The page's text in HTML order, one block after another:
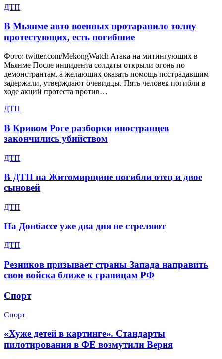
ДТП
В Мьянме авто военных протаранило толпу
протестующих, есть погибшие
Фото: twitter.com/MekongWatch Атака на митингующих в
Мьянме После инцидента солдаты открыли огонь по
демонстрантам, а желающих оказать помощь пострадавшим
задержали, утверждают очевидцы. Пять человек погибли в
ходе акций протеста против…
ДТП
В Кривом Роге разборки иностранцев
закончились убийством
ДТП
В ДТП на Житомирщине погибли отец и двое
сыновей
ДТП
На Донбассе уже два дня не стреляют
ДТП
Резников призывает страны Запада направить
свои войска ближе к границам РФ
Спорт
Спорт
«Хуже детей в картинге». Стандарты
пилотирования в ФЕ возмутили Верня